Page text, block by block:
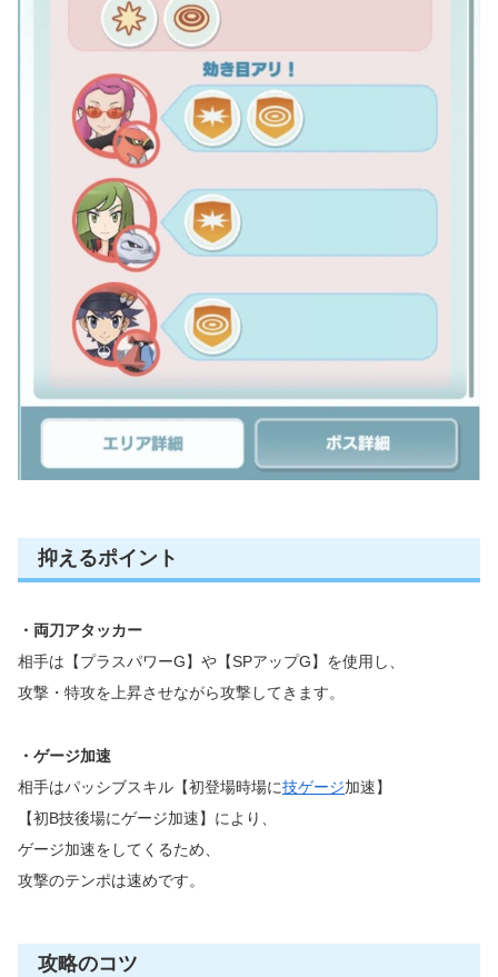
抑えるポイント
・両刀アタッカー
相手は【プラスパワーG】や【SPアップG】を使用し、
攻撃・特攻を上昇させながら攻撃してきます。
・ゲージ加速
相手はパッシブスキル【初登場時場に技ゲージ加速】
【初B技後場にゲージ加速】により、
ゲージ加速をしてくるため、
攻撃のテンポは速めです。
攻略のコツ